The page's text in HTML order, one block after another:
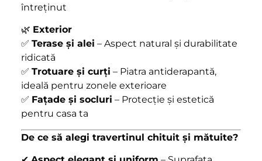
întreținut
🌿 Exterior
✅ Terase și alei – Aspect natural și durabilitate
ridicată
✅ Trotuare și curți – Piatra antiderapantă,
ideală pentru zonele exterioare
✅ Fațade și socluri – Protecție și estetică
pentru casa ta
De ce să alegi travertinul chituit și mătuite?